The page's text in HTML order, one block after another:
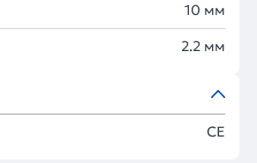
10 мм
2.2 мм
CE